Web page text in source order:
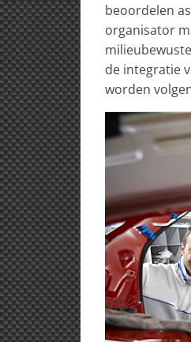
beoordelen
organisator
de integratie
worden